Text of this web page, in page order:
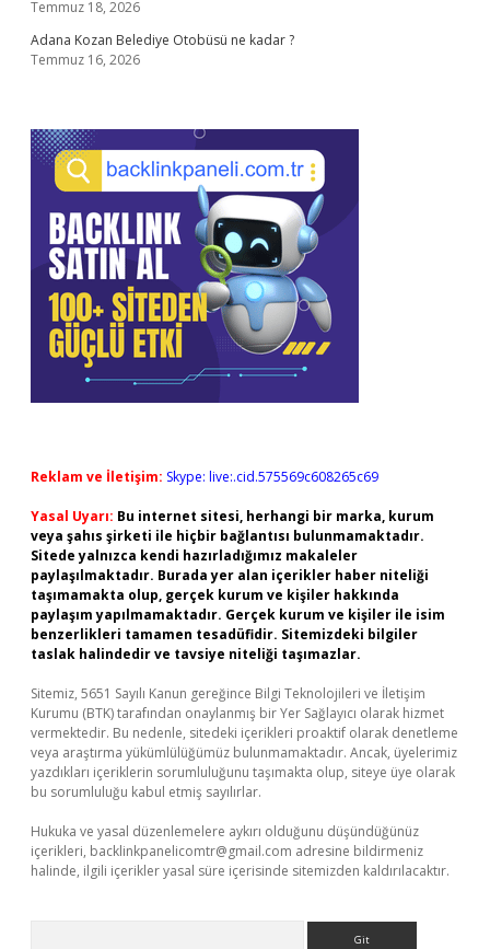
Temmuz 18, 2026
Adana Kozan Belediye Otobüsü ne kadar ?
Temmuz 16, 2026
Reklam ve İletişim: Skype: live:.cid.575569c608265c69
Yasal Uyarı: Bu internet sitesi, herhangi bir marka, kurum
veya şahıs şirketi ile hiçbir bağlantısı bulunmamaktadır.
Sitede yalnızca kendi hazırladığımız makaleler
paylaşılmaktadır. Burada yer alan içerikler haber niteliği
taşımamakta olup, gerçek kurum ve kişiler hakkında
paylaşım yapılmamaktadır. Gerçek kurum ve kişiler ile isim
benzerlikleri tamamen tesadüfidir. Sitemizdeki bilgiler
taslak halindedir ve tavsiye niteliği taşımazlar.
Sitemiz, 5651 Sayılı Kanun gereğince Bilgi Teknolojileri ve İletişim
Kurumu (BTK) tarafından onaylanmış bir Yer Sağlayıcı olarak hizmet
vermektedir. Bu nedenle, sitedeki içerikleri proaktif olarak denetleme
veya araştırma yükümlülüğümüz bulunmamaktadır. Ancak, üyelerimiz
yazdıkları içeriklerin sorumluluğunu taşımakta olup, siteye üye olarak
bu sorumluluğu kabul etmiş sayılırlar.
Hukuka ve yasal düzenlemelere aykırı olduğunu düşündüğünüz
içerikleri, backlinkpanelicomtr@gmail.com adresine bildirmeniz
halinde, ilgili içerikler yasal süre içerisinde sitemizden kaldırılacaktır.